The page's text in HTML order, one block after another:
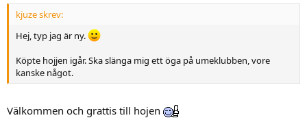
kjuze skrev:
Hej, typ jag är ny.
Köpte hojjen igår. Ska slänga mig ett öga på umeklubben, vore
kanske något.
Välkommen och grattis till hojen